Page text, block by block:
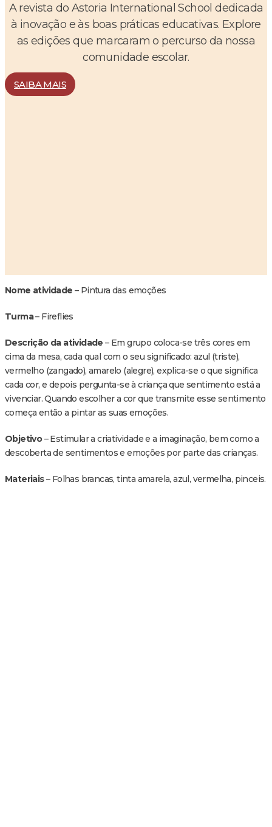
A revista do Astoria International School dedicada
à inovação e às boas práticas educativas. Explore
as edições que marcaram o percurso da nossa
comunidade escolar.
SAIBA MAIS
Nome atividade – Pintura das emoções
Turma– Fireflies
Descrição da atividade – Em grupo coloca-se três cores em
cima da mesa, cada qual com o seu significado: azul (triste),
vermelho (zangado), amarelo (alegre), explica-se o que significa
cada cor, e depois pergunta-se à criança que sentimento está a
vivenciar. Quando escolher a cor que transmite esse sentimento
começa então a pintar as suas emoções.
Objetivo– Estimular a criatividade e a imaginação, bem como a
descoberta de sentimentos e emoções por parte das crianças.
Materiais– Folhas brancas, tinta amarela, azul, vermelha, pinceis.